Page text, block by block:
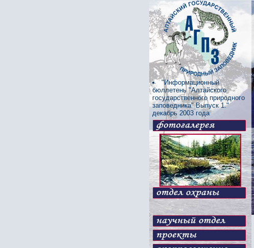
"Информационный
бюллетень "Алтайского
государственного природного
заповедника"Выпуск 1."
декабрь 2003 года